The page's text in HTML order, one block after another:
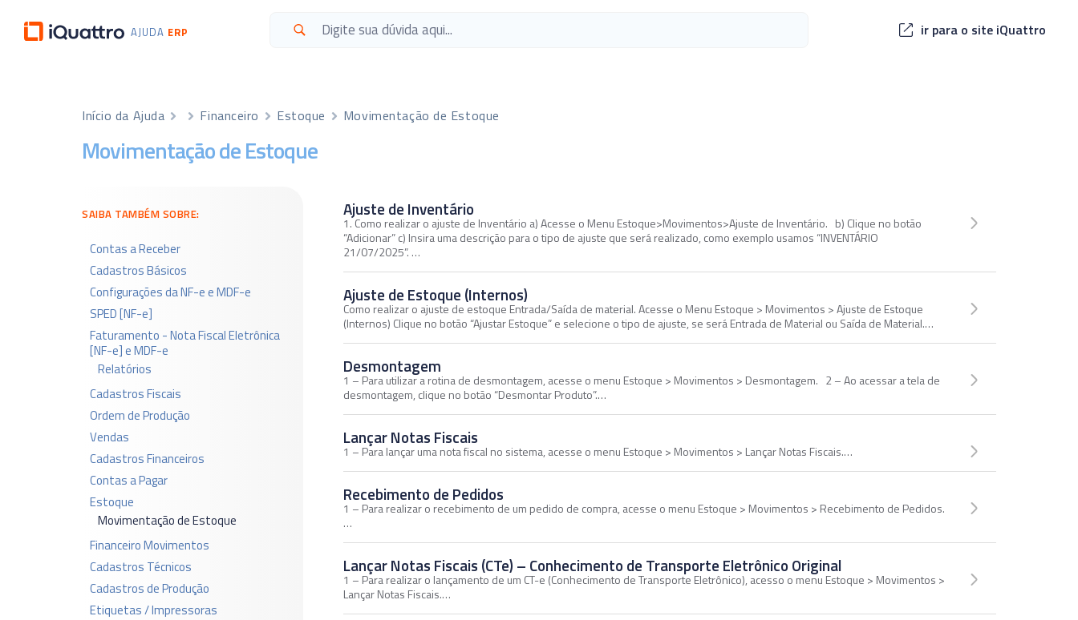
AJUDA ERP ir para o site iQuattro
Início da Ajuda Financeiro Estoque Movimentação de Estoque
Movimentação de Estoque
SAIBA TAMBÉM SOBRE:
Contas a Receber
Cadastros Básicos
Configurações da NF-e e MDF-e
SPED [NF-e]
Faturamento - Nota Fiscal Eletrônica
[NF-e] e MDF-e
Relatórios
Cadastros Fiscais
Ordem de Produção
Vendas
Cadastros Financeiros
Contas a Pagar
Estoque
Movimentação de Estoque
Financeiro Movimentos
Cadastros Técnicos
Cadastros de Produção
Etiquetas / Impressoras
Ajuste de Inventário
1. Como realizar o ajuste de Inventário a) Acesse o Menu Estoque>Movimentos>Ajuste de Inventário. b) Clique no botão
“Adicionar” c) Insira uma descrição para o tipo de ajuste que será realizado, como exemplo usamos “INVENTÁRIO
21/07/2025”. …
Ajuste de Estoque (Internos)
Como realizar o ajuste de estoque Entrada/Saída de material. Acesse o Menu Estoque > Movimentos > Ajuste de Estoque
(Internos) Clique no botão “Ajustar Estoque” e selecione o tipo de ajuste, se será Entrada de Material ou Saída de Material.…
Desmontagem
1 – Para utilizar a rotina de desmontagem, acesse o menu Estoque > Movimentos > Desmontagem. 2 – Ao acessar a tela de
desmontagem, clique no botão “Desmontar Produto”.…
Lançar Notas Fiscais
1 – Para lançar uma nota fiscal no sistema, acesse o menu Estoque > Movimentos > Lançar Notas Fiscais.…
Recebimento de Pedidos
1 – Para realizar o recebimento de um pedido de compra, acesse o menu Estoque > Movimentos > Recebimento de Pedidos.
…
Lançar Notas Fiscais (CTe) – Conhecimento de Transporte Eletrônico Original
1 – Para realizar o lançamento de um CT-e (Conhecimento de Transporte Eletrônico), acesso o menu Estoque > Movimentos >
Lançar Notas Fiscais.…